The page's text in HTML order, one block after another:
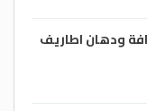
ودهان اطاريف